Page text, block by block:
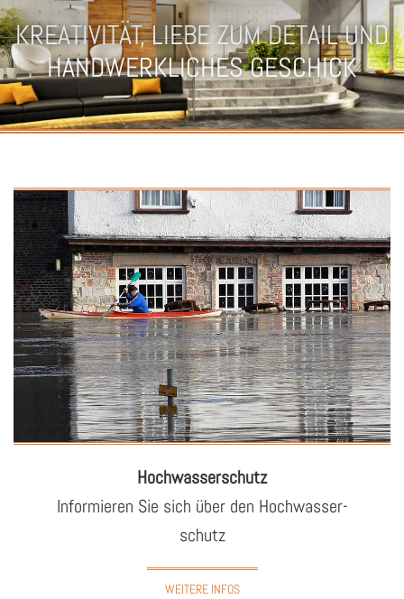
KREATIVITÄT, LIEBE ZUM DETAIL UND
HANDWERKLICHES GESCHICK
Hoch­was­ser­schutz
In­for­mie­ren Sie sich über den Hoch­was­ser­
schutz
WEITERE INFOS